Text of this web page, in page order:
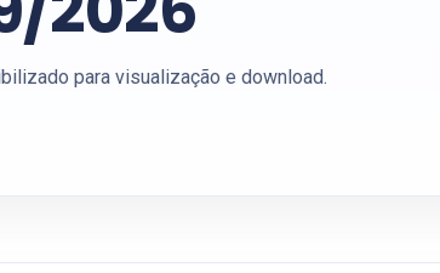
para visualização e download.